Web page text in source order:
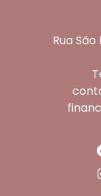
Rua